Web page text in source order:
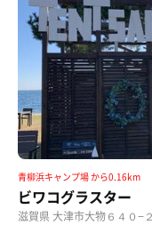
青柳浜キャンプ場 から0.16km
ビワコグラスター
滋賀県 大津市大物６４０−２